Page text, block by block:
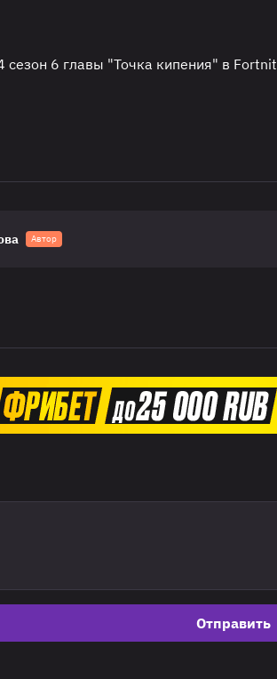
сезон 6 главы "Точка кипения" в
Автор
Отправить